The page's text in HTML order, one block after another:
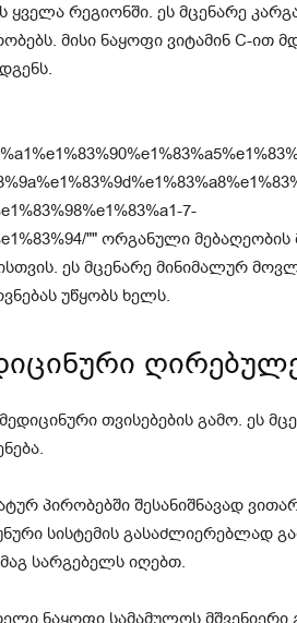
ყველა რეგიონში. ეს მცენარე
მისი ნაყოფი ვიტამინ C-ით
7-
"" ორგანული
ეს მცენარე მინიმალურ
უწყობს ხელს.
თვისებების გამო. ეს
პირობებში შესანიშნავად
სისტემის გასაძლიერებლად
სარგებელს იღებთ.